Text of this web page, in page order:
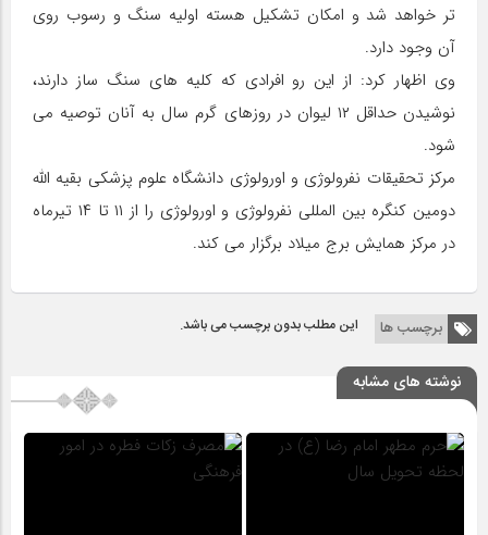
تر خواهد شد و امکان تشکیل هسته اولیه سنگ و رسوب روی
آن وجود دارد.
وی اظهار کرد: از این رو افرادی که کلیه های سنگ ساز دارند،
نوشیدن حداقل ۱۲ لیوان در روزهای گرم سال به آنان توصیه می
شود.
مرکز تحقیقات نفرولوژی و اورولوژی دانشگاه علوم پزشکی بقیه الله
دومین کنگره بین المللی نفرولوژی و اورولوژی را از ۱۱ تا ۱۴ تیرماه
در مرکز همایش برج میلاد برگزار می کند.
برچسب ها این مطلب بدون برچسب می باشد.
نوشته های مشابه